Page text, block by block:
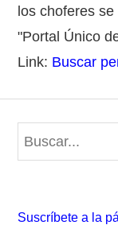
los choferes
"Portal Único
Link: Buscar
e
Suscríbete a la